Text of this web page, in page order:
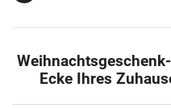
Ecke Ihres